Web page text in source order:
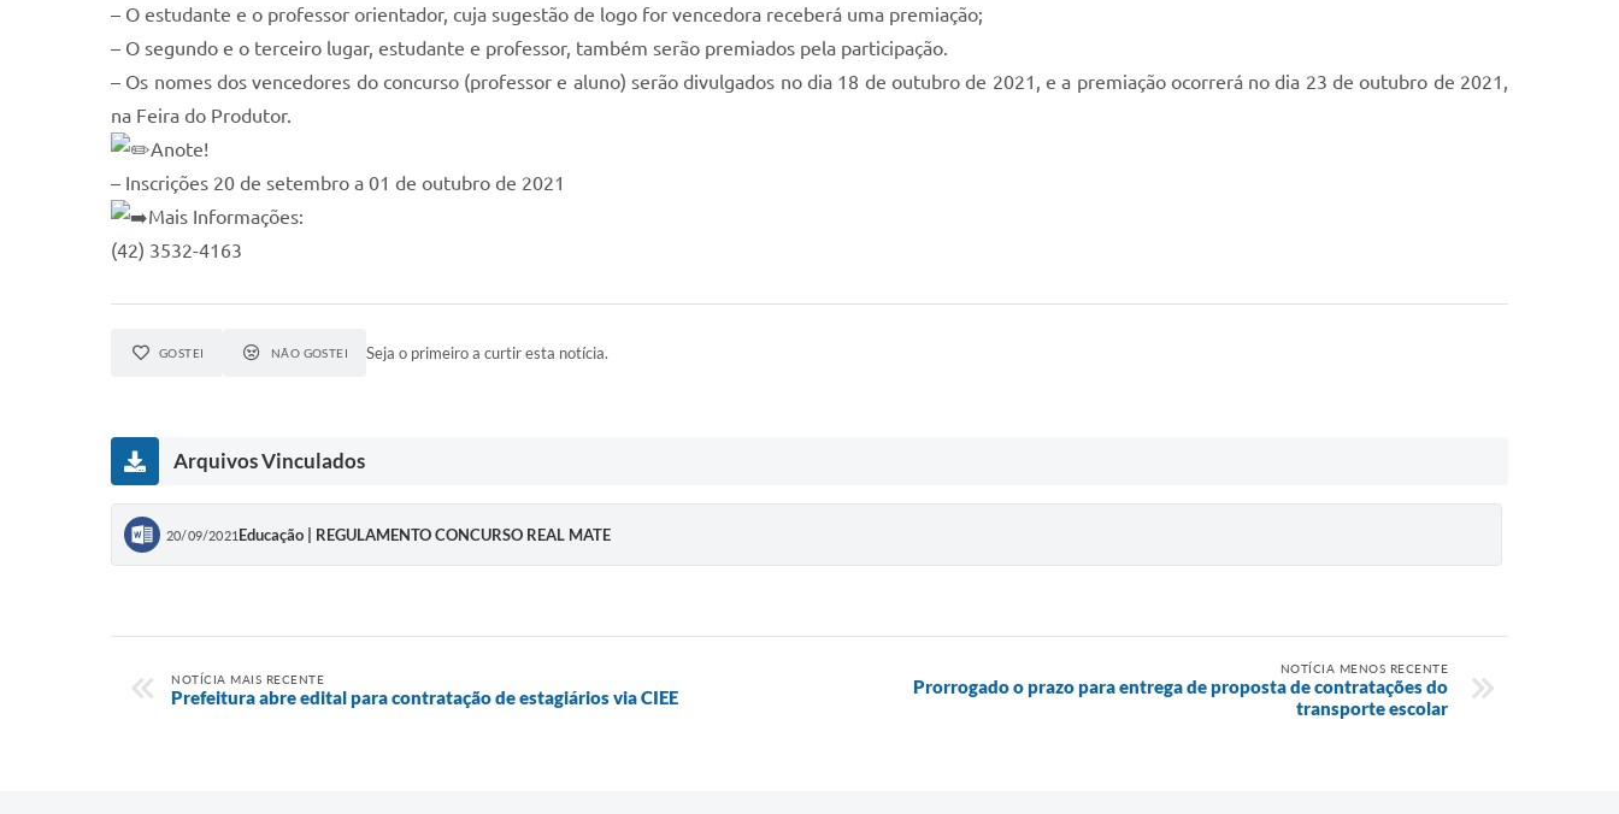
– O estudante e o professor orientador, cuja sugestão de logo for vencedora receberá uma premiação;
– O segundo e o terceiro lugar, estudante e professor, também serão premiados pela participação.
– Os nomes dos vencedores do concurso (professor e aluno) serão divulgados no dia 18 de outubro de 2021, e a premiação ocorrerá no dia 23 de outubro de 2021,
na Feira do Produtor.
Anote!
– Inscrições 20 de setembro a 01 de outubro de 2021
Mais Informações:
(42) 3532-4163
GOSTEI NÃO GOSTEI Seja o primeiro a curtir esta notícia.
Arquivos Vinculados
20/09/2021 Educação | REGULAMENTO CONCURSO REAL MATE
NOTÍCIA MAIS RECENTE
Prefeitura abre edital para contratação de estagiários via CIEE
NOTÍCIA MENOS RECENTE
Prorrogado o prazo para entrega de proposta de contratações do
transporte escolar